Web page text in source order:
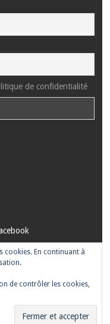
de confidentialité
MOTIF PAR
cookies. En continuant à
de contrôler les cookies,